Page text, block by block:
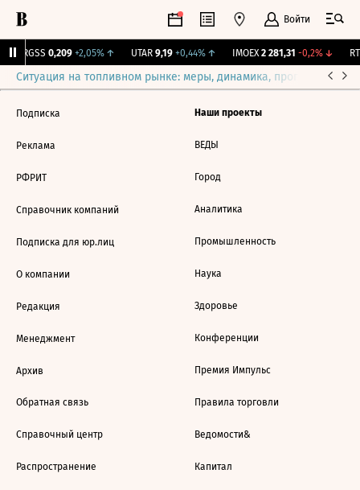
Войти
RGSS 0,209 +2,05%↑ UTAR 9,19 +0,44%↑ IMOEX 2 281,31 -0,2%↓
Ситуация на топливном рынке: меры, динамика, прогнозы
Подписка
Реклама
РФРИТ
Справочник компаний
Подписка для юр.лиц
О компании
Редакция
Менеджмент
Архив
Обратная связь
Справочный центр
Распространение
Наши проекты
ВЕДЫ
Город
Аналитика
Промышленность
Наука
Здоровье
Конференции
Премия Импульс
Правила торговли
Ведомости&
Капитал